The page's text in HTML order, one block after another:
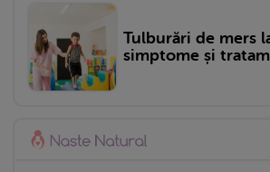
Tulburări de mers
simptome și